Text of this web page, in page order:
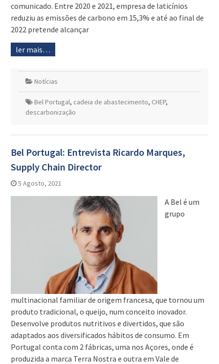
comunicado. Entre 2020 e 2021, empresa de laticínios
reduziu as emissões de carbono em 15,3% e até ao final de
2022 pretende alcançar
ler mais…
Notícias
Bel Portugal, cadeia de abastecimento, CHEP,
descarbonização
Bel Portugal: Entrevista Ricardo Marques,
Supply Chain Director
5 Agosto, 2021
A Bel é um
grupo
multinacional familiar de origem francesa, que tornou um
produto tradicional, o queijo, num conceito inovador.
Desenvolve produtos nutritivos e divertidos, que são
adaptados aos diversificados hábitos de consumo. Em
Portugal conta com 2 fábricas, uma nos Açores, onde é
produzida a marca Terra Nostra e outra em Vale de